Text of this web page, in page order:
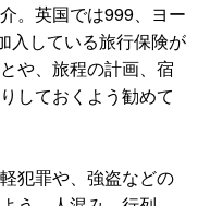
。英国では999、ヨー
入している旅行保険が
や、旅程の計画、宿
しておくよう勧めて
犯罪や、強盗などの